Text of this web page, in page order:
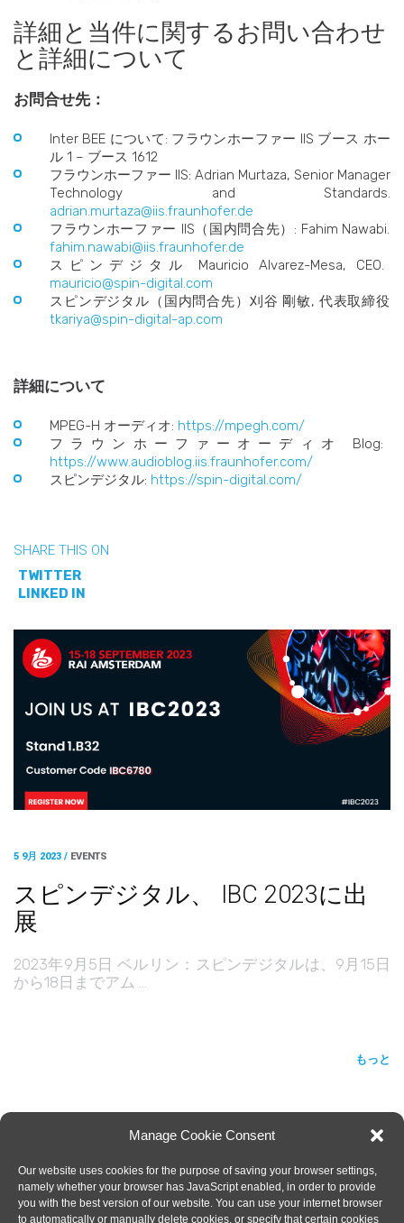
Manage Cookie Consent
Our website uses cookies for the purpose of saving your browser settings,
namely whether your browser has JavaScript enabled, in order to provide
you with the best version of our website. You can use your internet browser
to automatically or manually delete cookies, or specify that certain cookies
詳細と当件に関するお問い合わせ
と詳細について
お問合せ先：
Inter BEE について: フラウンホーファー IIS ブース ホー
ル 1 – ブース 1612
フラウンホーファー IIS: Adrian Murtaza, Senior Manager
Technology and Standards.
adrian.murtaza@iis.fraunhofer.de
フラウンホーファー IIS（国内問合先）: Fahim Nawabi.
fahim.nawabi@iis.fraunhofer.de
スピンデジタル Mauricio Alvarez-Mesa, CEO.
mauricio@spin-digital.com
スピンデジタル（国内問合先）刈谷 剛敏, 代表取締役
tkariya@spin-digital-ap.com
詳細について
MPEG-H オーディオ: https://mpegh.com/
フラウンホーファーオーディオ Blog:
https://www.audioblog.iis.fraunhofer.com/
スピンデジタル: https://spin-digital.com/
SHARE THIS ON
TWITTER
LINKED IN
5 9月 2023 / EVENTS
スピンデジタル、 IBC 2023に出
展
2023年9月5日 ベルリン：スピンデジタルは、9月15日
から18日までアム …
もっと
SPIN DIGITAL
Spin Digital Video Technologies GmbH
Helmholtzstraße 2-9, 10587 Berlin. Germany